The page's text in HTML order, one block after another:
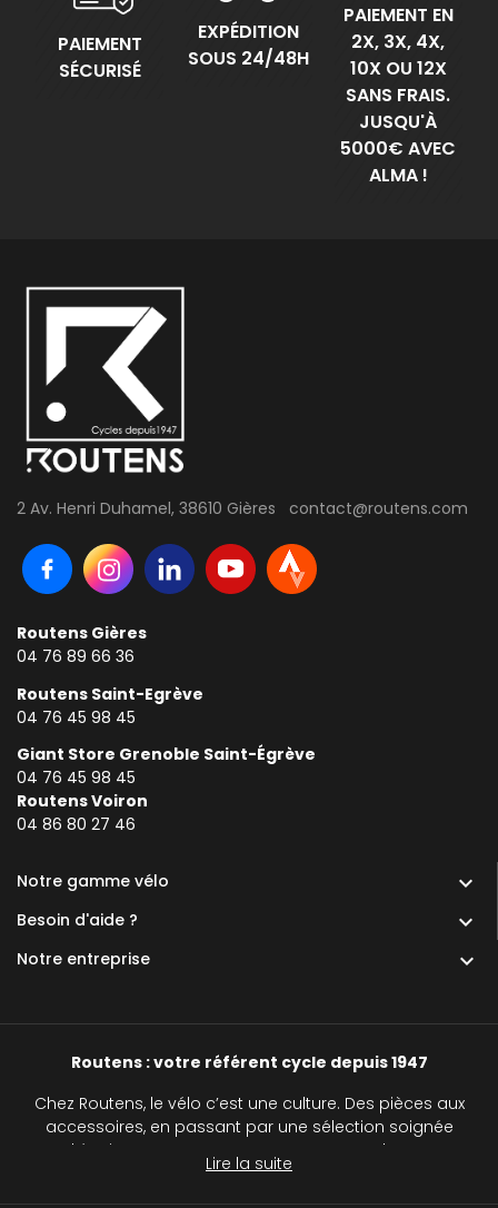
PAIEMENT
SÉCURISÉ
EXPÉDITION
SOUS 24/48H
PAIEMENT EN
2X, 3X, 4X,
10X OU 12X
SANS FRAIS.
JUSQU'À
5000€ AVEC
ALMA !
2 Av. Henri Duhamel, 38610 Gières contact@routens.com
Routens Gières
04 76 89 66 36
Routens Saint-Egrève
04 76 45 98 45
Giant Store Grenoble Saint-Égrève
04 76 45 98 45
Routens Voiron
04 86 80 27 46
Notre gamme vélo 
Besoin d'aide ? 
Notre entreprise 
Routens : votre référent cycle depuis 1947
Chez Routens, le vélo c’est une culture. Des pièces aux
accessoires, en passant par une sélection soignée
d’équipements, nous accompagnons chaque
cycliste, du passionné au curieux, sur tous les
Lire la suite